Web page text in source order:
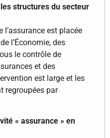
structures du secteur
l’assurance est placée
l’Économie, des
le contrôle de
et des
est large et les
regroupées par
« assurance » en